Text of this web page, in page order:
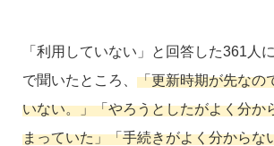
「利用していない」と回答した361人
で聞いたところ、 「更新時期が先なの
いない。」「やろうとしたがよく分か
まっていた」「手続きがよく分からな